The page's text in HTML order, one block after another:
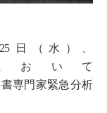
日（水）、
おいて
専門家緊急分析